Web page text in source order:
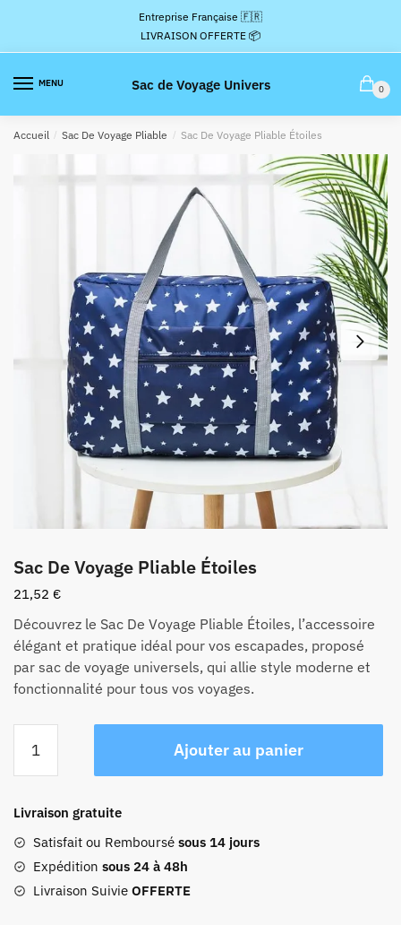
la
navigation
contenu
Entreprise Française 🇫🇷
LIVRAISON OFFERTE 📦
MENU Sac de Voyage Univers 0
Accueil / Sac De Voyage Pliable / Sac De Voyage Pliable Étoiles
Sac De Voyage Pliable Étoiles
21,52 €
Découvrez le Sac De Voyage Pliable Étoiles, l’accessoire
élégant et pratique idéal pour vos escapades, proposé
par sac de voyage universels, qui allie style moderne et
fonctionnalité pour tous vos voyages.
Sac
Voyage
Pliable
Étoiles
Ajouter au panier
Livraison gratuite
Satisfait ou Remboursé sous 14 jours
Expédition sous 24 à 48h
Livraison Suivie OFFERTE